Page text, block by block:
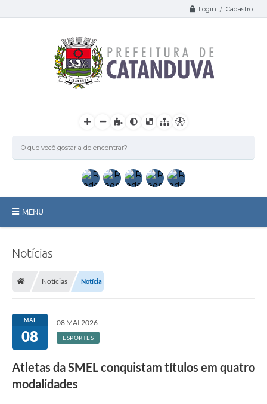
Login / Cadastro
MENU
Licitações / PCA
Transparência
Contratos
Notícias
Notícias Notícia
MAI
08
08 MAI 2026
ESPORTES
Atletas da SMEL conquistam títulos em quatro
modalidades